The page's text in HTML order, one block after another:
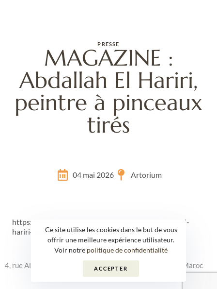
PRESSE
MAGAZINE :
Abdallah El Hariri,
peintre à pinceaux
tirés
04 mai 2026 Artorium
https://lopinion.ma/fr/culture/magazine–abdallah-el-
hariri-peintre-a-pinceaux-tires_a28095
4, rue Al Imam Mouslim – Oasis – 20103 - Casablanca – Maroc
Ce site utilise les cookies dans le but de vous
offrir une meilleure expérience utilisateur.
Voir notre politique de confidentialité
ACCEPTER